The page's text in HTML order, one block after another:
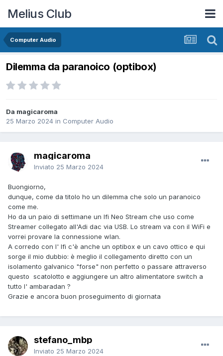
Melius Club
Computer Audio
Dilemma da paranoico (optibox)
Da magicaroma
25 Marzo 2024 in Computer Audio
magicaroma
Inviato 25 Marzo 2024
Buongiorno,
dunque, come da titolo ho un dilemma che solo un paranoico
come me.
Ho da un paio di settimane un Ifi Neo Stream che uso come
Streamer collegato all'Adi dac via USB. Lo stream va con il WiFi e
vorrei provare la connessione wlan.
A corredo con l' Ifi c'è anche un optibox e un cavo ottico e qui
sorge il mio dubbio: è meglio il collegamento diretto con un
isolamento galvanico "forse" non perfetto o passare attraverso
questo scatolotto e aggiungere un altro alimentatore switch a
tutto l' ambaradan ?
Grazie e ancora buon proseguimento di giornata
stefano_mbp
Inviato 25 Marzo 2024